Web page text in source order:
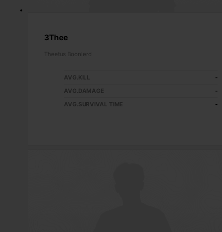
3Thee
Theetus Boonlerd
AVG.KILL
-
AVG.DAMAGE
-
AVG.SURVIVAL TIME
-